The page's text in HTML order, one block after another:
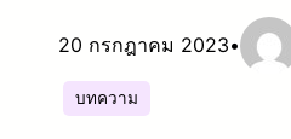
20 กรกฎาคม 2023•
บทความ